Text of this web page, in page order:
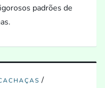
padrões de
/